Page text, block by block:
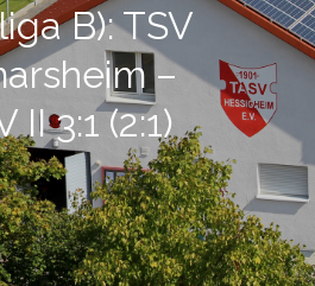
B): TSV
–
II 3:1 (2:1)